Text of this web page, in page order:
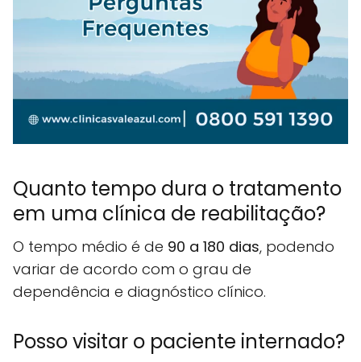
Quanto tempo dura o tratamento
em uma clínica de reabilitação?
O tempo médio é de 90 a 180 dias, podendo
variar de acordo com o grau de
dependência e diagnóstico clínico.
Posso visitar o paciente internado?